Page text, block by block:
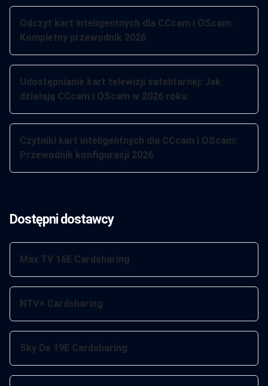
Odczyt kart inteligentnych dla CCcam i OScam:
Kompletny przewodnik 2026
Udostępnianie kart telewizji satelitarnej: Jak
działają CCcam i OScam w 2026 roku
Czytniki kart inteligentnych dla CCcam i OScam:
Przewodnik konfiguracji 2026
Dostępni dostawcy
Max TV 16E Cardsharing
NTV+ Cardsharing
Sky De 19E Cardsharing